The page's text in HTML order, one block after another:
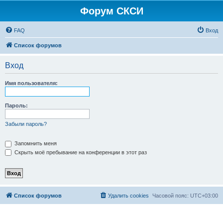
Форум СКСИ
FAQ Вход
Список форумов
Вход
Имя пользователя:
Пароль:
Забыли пароль?
Запомнить меня
Скрыть моё пребывание на конференции в этот раз
Список форумов Часовой пояс: UTC+03:00
Удалить cookies